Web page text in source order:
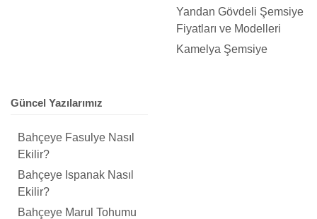
Yandan Gövdeli Şemsiye
Fiyatları ve Modelleri
Kamelya Şemsiye
Güncel Yazılarımız
Bahçeye Fasulye Nasıl
Ekilir?
Bahçeye Ispanak Nasıl
Ekilir?
Bahçeye Marul Tohumu